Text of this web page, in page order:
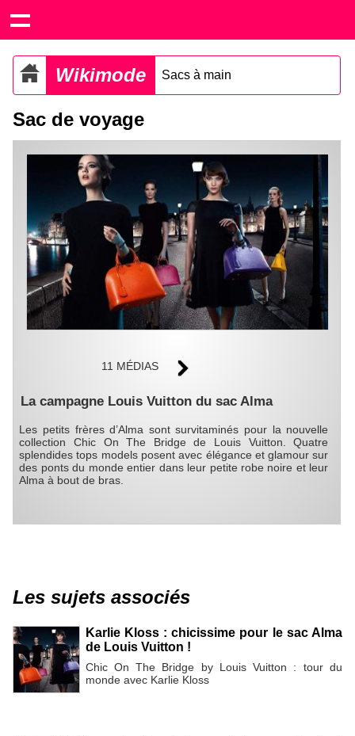
Wikimode Sacs à main
Sac de voyage
11 MÉDIAS
La campagne Louis Vuitton du sac Alma
Les petits frères d’Alma sont survitaminés pour la nouvelle
collection Chic On The Bridge de Louis Vuitton. Quatre
splendides tops models posent avec élégance et glamour sur
des ponts du monde entier dans leur petite robe noire et leur
Alma à bout de bras.
Les sujets associés
Karlie Kloss : chicissime pour le sac Alma
de Louis Vuitton !
Chic On The Bridge by Louis Vuitton : tour du
monde avec Karlie Kloss